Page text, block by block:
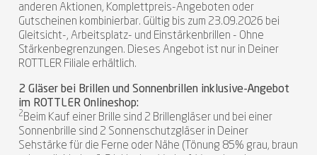
anderen Aktionen, Komplettpreis-Angeboten oder
Gutscheinen kombinierbar. Gültig bis zum 23.09.2026 bei
Gleitsicht-, Arbeitsplatz- und Einstärkenbrillen - Ohne
Stärkenbegrenzungen. Dieses Angebot ist nur in Deiner
ROTTLER Filiale erhältlich.
2 Gläser bei Brillen und Sonnenbrillen inklusive-Angebot
im ROTTLER Onlineshop:
2 Beim Kauf einer Brille sind 2 Brillengläser und bei einer
Sonnenbrille sind 2 Sonnenschutzgläser in Deiner
Sehstärke für die Ferne oder Nähe (Tönung 85% grau, braun